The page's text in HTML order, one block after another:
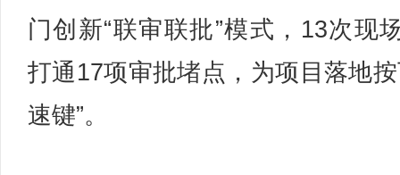
门创新“联审联批”模式，13次现
打通17项审批堵点，为项目落地按
速键”。